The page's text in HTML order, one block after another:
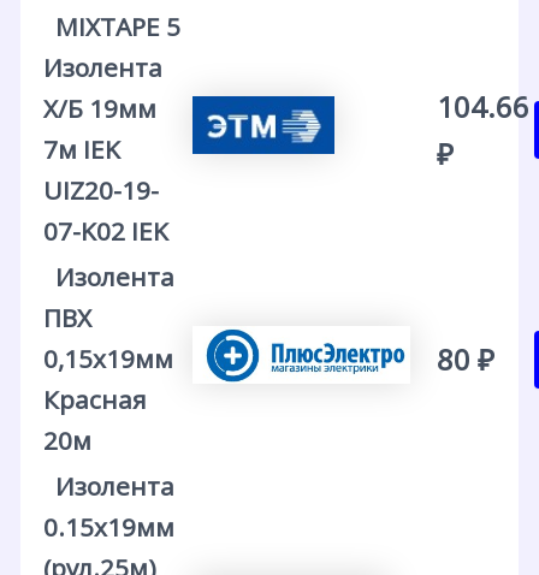
MIXTAPE 5
Изолента
Х/Б 19мм
7м IEK
UIZ20-19-
07-K02 IEK
104.66
₽
Изолента
ПВХ
0,15х19мм
Красная
20м
80 ₽
Изолента
0.15х19мм